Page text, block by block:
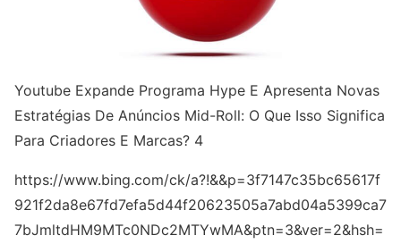
Youtube Expande Programa Hype E Apresenta Novas
Estratégias De Anúncios Mid-Roll: O Que Isso Significa
Para Criadores E Marcas? 4
https://www.bing.com/ck/a?!&&p=3f7147c35bc65617f
921f2da8e67fd7efa5d44f20623505a7abd04a5399ca7
7bJmltdHM9MTc0NDc2MTYwMA&ptn=3&ver=2&hsh=